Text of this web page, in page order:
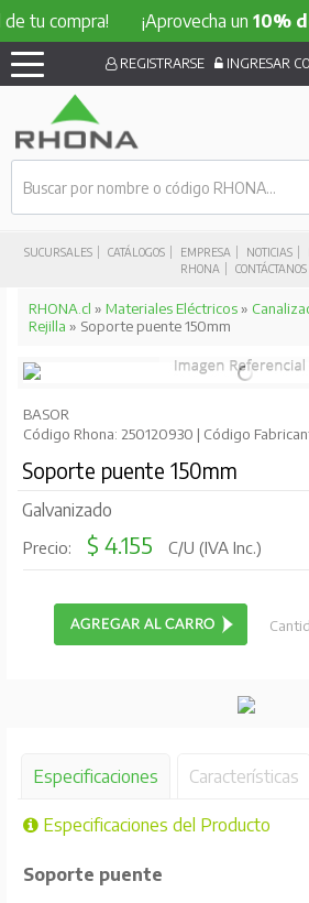
¡Aprovecha un10% de
SUCURSALES CATÁLOGOS EMPRESA NOTICIAS
RHONA
CONTÁCTANOS
REGISTRARSE INGRESAR
RHONA.cl » Materiales Eléctricos»
Rejilla » Soporte puente 150mm
BASOR
Código Rhona: 250120930 | Código
Soporte puente 150mm
Galvanizado
Precio: $ 4.155 C/U (IVA Inc.)
Especificaciones Características
Especificaciones del Producto
Soporte puente